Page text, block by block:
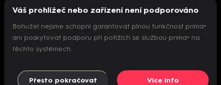
Nepodařilo se inicializovat přehrávač
Váš prohlížeč nebo zařízení není podporováno
Bohužel nejsme schopni garantovat plnou funkčnost prima+
ani poskytovat podporu při potížích se službou prima+ na
těchto systémech.
Přesto pokračovat Více info